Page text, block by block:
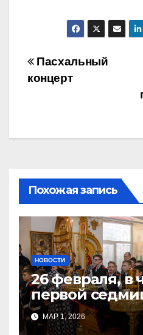
Навигация
Пасхальный
концерт
Похожая запись
НОВОСТИ
26 февраля, в
первой
Поста, в
храме
МАР 1, 2026